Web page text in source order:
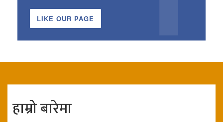
LIKE OUR PAGE
हाम्रो बारेमा